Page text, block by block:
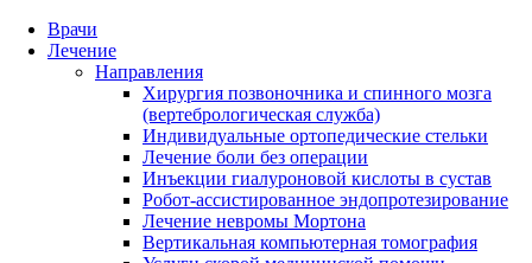
Врачи
Лечение
Направления
Хирургия позвоночника и спинного мозга
(вертебрологическая служба)
Индивидуальные ортопедические стельки
Лечение боли без операции
Инъекции гиалуроновой кислоты в сустав
Робот-ассистированное эндопротезирование
Лечение невромы Мортона
Вертикальная компьютерная томография